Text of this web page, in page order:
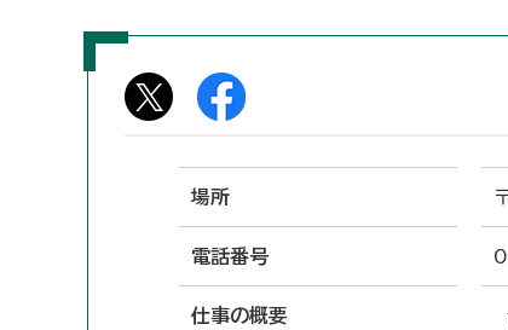
場所
電話番号
仕事の概要